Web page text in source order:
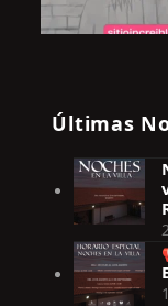
Últimas